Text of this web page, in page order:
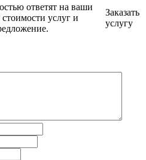
ответят на ваши
услуг и
Заказать
услугу